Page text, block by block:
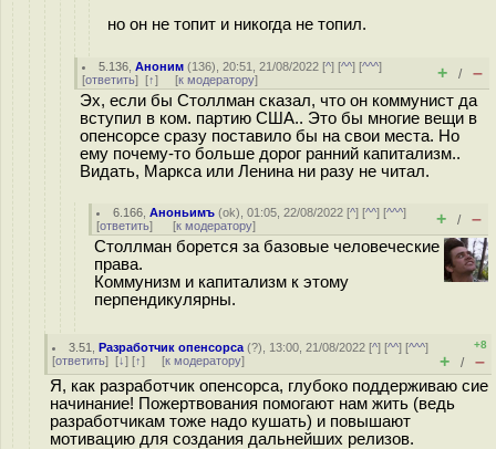
но он не топит и никогда не топил.
5.136 ,Аноним (136), 20:51, 21/08/2022 [^] [^^] [^^^]
[ответить] [↑] [к модератору] + / –
Эх, если бы Столлман сказал, что он коммунист да
вступил в ком. партию США.. Это бы многие вещи в
опенсорсе сразу поставило бы на свои места. Но
ему почему-то больше дорог ранний капитализм..
Видать, Маркса или Ленина ни разу не читал.
6.166 ,Аноньимъ (ok), 01:05, 22/08/2022 [^] [^^] [^^^]
[ответить] [к модератору] + / –
Столлман борется за базовые человеческие
права.
Коммунизм и капитализм к этому
перпендикулярны.
3.51 ,Разработчик опенсорса (?), 13:00, 21/08/2022 [^] [^^] [^^^]
[ответить] [↓] [↑] [к модератору]
+8
+ / –
Я, как разработчик опенсорса, глубоко поддерживаю сие
начинание! Пожертвования помогают нам жить (ведь
разработчикам тоже надо кушать) и повышают
мотивацию для создания дальнейших релизов.